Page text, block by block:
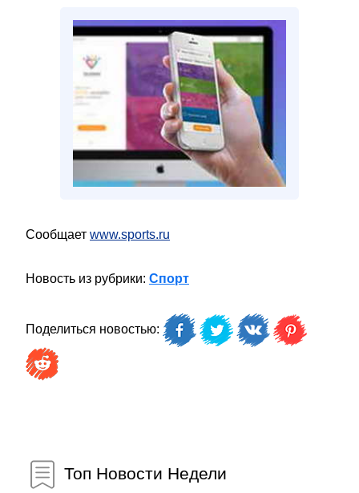
Сообщает www.sports.ru
Новость из рубрики: Спорт
Поделиться новостью:
Топ Новости Недели